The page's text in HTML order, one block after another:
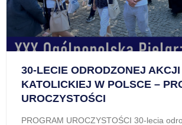
30-LECIE ODRODZONEJ AKCJI
KATOLICKIEJ W POLSCE –
UROCZYSTOŚCI
PROGRAM UROCZYSTOŚCI 30-lecia